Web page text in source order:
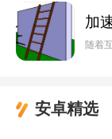
加
随着
安卓精选